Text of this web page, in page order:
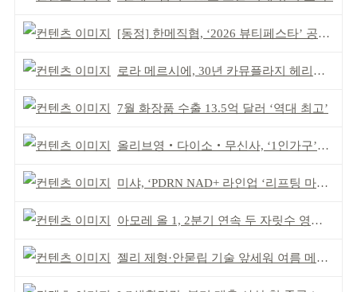
[동정] 한메직협, ‘2026 뷰티페스타’ 공동 주최
로라 메르시에, 30년 카뮤플라지 헤리티지 담아
7월 화장품 수출 13.5억 달러 ‘역대 최고’
올리브영‧다이소‧무신사, ‘1인가구’가 이끈다
미샤, ‘PDRN NAD+ 라인업 ‘리프팅 마스크’ 출시
아모레 올 1, 2분기 연속 두 자릿수 영업이익률 기록
젤리 제형·안묻립 기술 앞세워 여름 메이크업 시장 공략